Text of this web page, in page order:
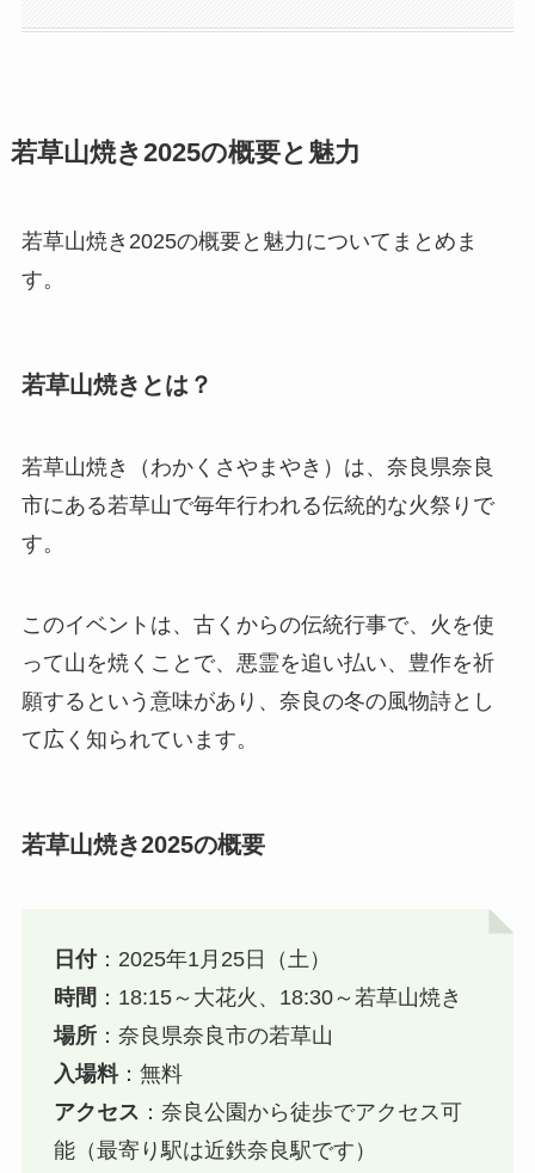
若草山焼き2025の概要と魅力
若草山焼き2025の概要と魅力についてまとめま
す。
若草山焼きとは？
若草山焼き（わかくさやまやき）は、奈良県奈良
市にある若草山で毎年行われる伝統的な火祭りで
す。
このイベントは、古くからの伝統行事で、火を使
って山を焼くことで、悪霊を追い払い、豊作を祈
願するという意味があり、奈良の冬の風物詩とし
て広く知られています。
若草山焼き2025の概要
日付：2025年1月25日（土）
時間 ：18:15～大花火、18:30～若草山焼き
場所：奈良県奈良市の若草山
入場料：無料
アクセス ：奈良公園から徒歩でアクセス可
能（最寄り駅は近鉄奈良駅です）